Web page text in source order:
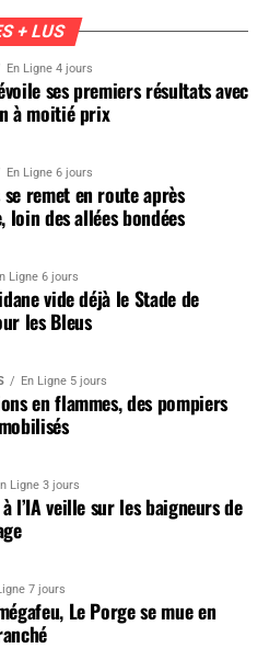
+ LUS
En Ligne 4 jours
ses premiers résultats avec
à moitié prix
En Ligne 6 jours
remet en route après
loin des allées bondées
Ligne 6 jours
vide déjà le Stade de
les Bleus
En Ligne 5 jours
en flammes, des pompiers
Ligne 3 jours
l’IA veille sur les baigneurs de
7 jours
Le Porge se mue en